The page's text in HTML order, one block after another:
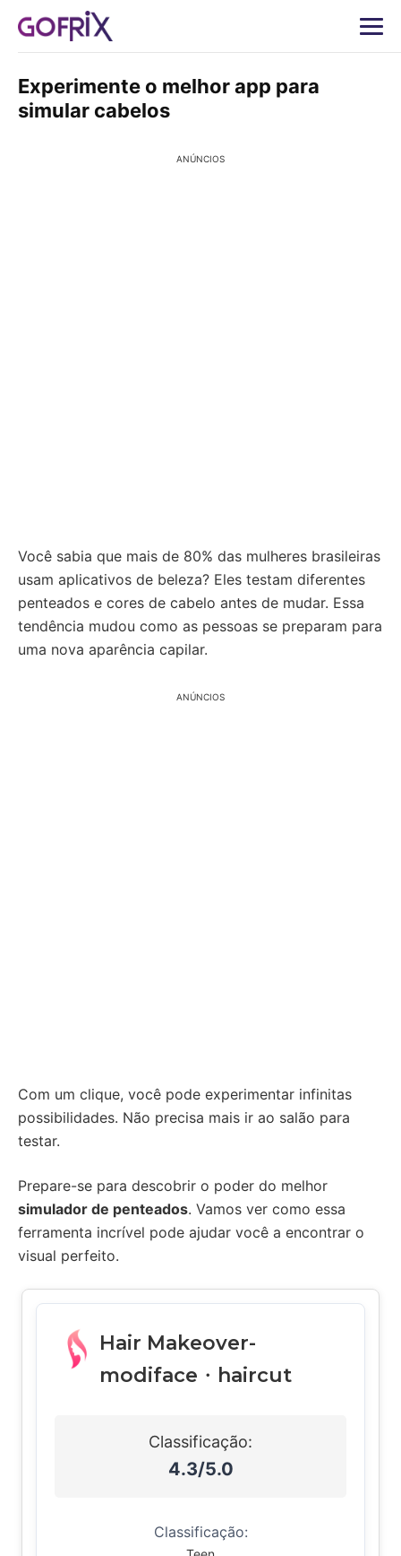
Experimente o melhor app para
simular cabelos
ANÚNCIOS
Você sabia que mais de 80% das mulheres brasileiras
usam aplicativos de beleza? Eles testam diferentes
penteados e cores de cabelo antes de mudar. Essa
tendência mudou como as pessoas se preparam para
uma nova aparência capilar.
ANÚNCIOS
Com um clique, você pode experimentar infinitas
possibilidades. Não precisa mais ir ao salão para
testar.
Prepare-se para descobrir o poder do melhor
simulador de penteados. Vamos ver como essa
ferramenta incrível pode ajudar você a encontrar o
visual perfeito.
Hair Makeover-
modiface・haircut
Classificação:
4.3/5.0
Classificação: